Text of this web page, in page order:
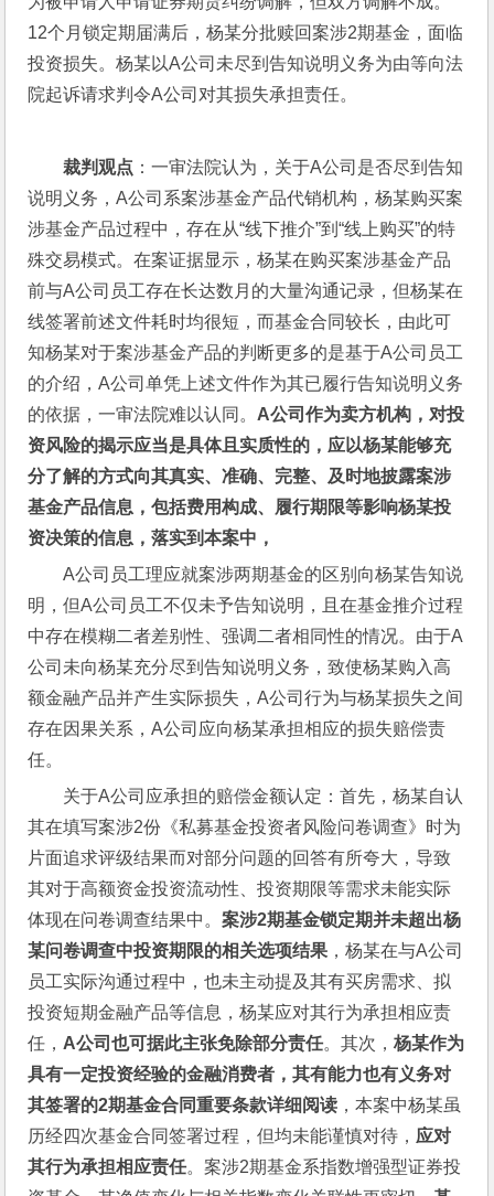
12个月锁定期届满后，杨某分批赎回案涉2期基金，面临
投资损失。杨某以A公司未尽到告知说明义务为由等向法
院起诉请求判令A公司对其损失承担责任。
裁判观点 ：一审法院认为，关于A公司是否尽到告知
说明义务，A公司系案涉基金产品代销机构，杨某购买案
涉基金产品过程中，存在从“线下推介”到“线上购买”的特
殊交易模式。在案证据显示，杨某在购买案涉基金产品
前与A公司员工存在长达数月的大量沟通记录，但杨某在
线签署前述文件耗时均很短，而基金合同较长，由此可
知杨某对于案涉基金产品的判断更多的是基于A公司员工
的介绍，A公司单凭上述文件作为其已履行告知说明义务
的依据，一审法院难以认同。 A公司作为卖方机构，对投
资风险的揭示应当是具体且实质性的，应以杨某能够充
分了解的方式向其真实、准确、完整、及时地披露案涉
基金产品信息，包括费用构成、履行期限等影响杨某投
资决策的信息，落实到本案中，
A公司员工理应就案涉两期基金的区别向杨某告知说
明，但A公司员工不仅未予告知说明，且在基金推介过程
中存在模糊二者差别性、强调二者相同性的情况。由于A
公司未向杨某充分尽到告知说明义务，致使杨某购入高
额金融产品并产生实际损失，A公司行为与杨某损失之间
存在因果关系，A公司应向杨某承担相应的损失赔偿责
任。
关于A公司应承担的赔偿金额认定：首先，杨某自认
其在填写案涉2份《私募基金投资者风险问卷调查》时为
片面追求评级结果而对部分问题的回答有所夸大，导致
其对于高额资金投资流动性、投资期限等需求未能实际
体现在问卷调查结果中。案涉2期基金锁定期并未超出杨
某问卷调查中投资期限的相关选项结果 ，杨某在与A公司
员工实际沟通过程中，也未主动提及其有买房需求、拟
投资短期金融产品等信息，杨某应对其行为承担相应责
任， A公司也可据此主张免除部分责任。其次，杨某作为
具有一定投资经验的金融消费者，其有能力也有义务对
其签署的2期基金合同重要条款详细阅读 ，本案中杨某虽
历经四次基金合同签署过程，但均未能谨慎对待， 应对
其行为承担相应责任。案涉2期基金系指数增强型证券投